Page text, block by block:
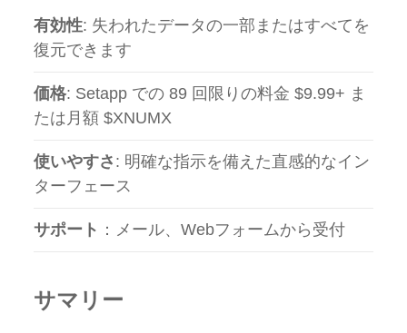
有効性: 失われたデータの一部またはすべてを
復元できます
価格: Setapp での 89 回限りの料金 $9.99+ ま
たは月額 $XNUMX
使いやすさ : 明確な指示を備えた直感的なイン
ターフェース
サポート ：メール、Webフォームから受付
サマリー